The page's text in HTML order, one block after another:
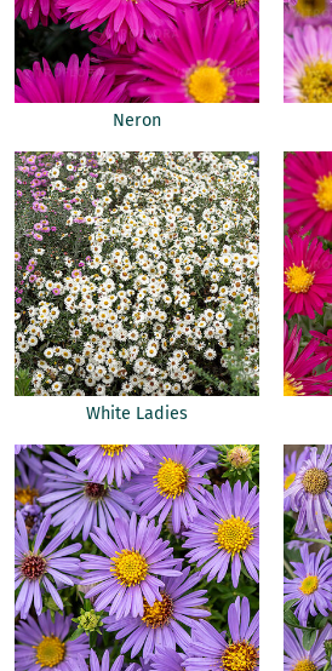
Neron
White Ladies